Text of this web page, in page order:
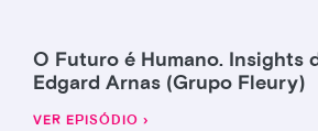
O Futuro é Humano. Insights
Edgard Arnas (Grupo Fleury)
VER EPISÓDIO ›